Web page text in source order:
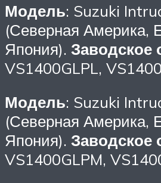
Модель: Suzuki
(Северная Америка,
Япония). Заводское
VS1400GLPL,
Модель: Suzuki
(Северная Америка,
Япония). Заводское
VS1400GLPM,